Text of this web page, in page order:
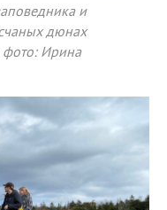
и
дюнах
фото: Ирина